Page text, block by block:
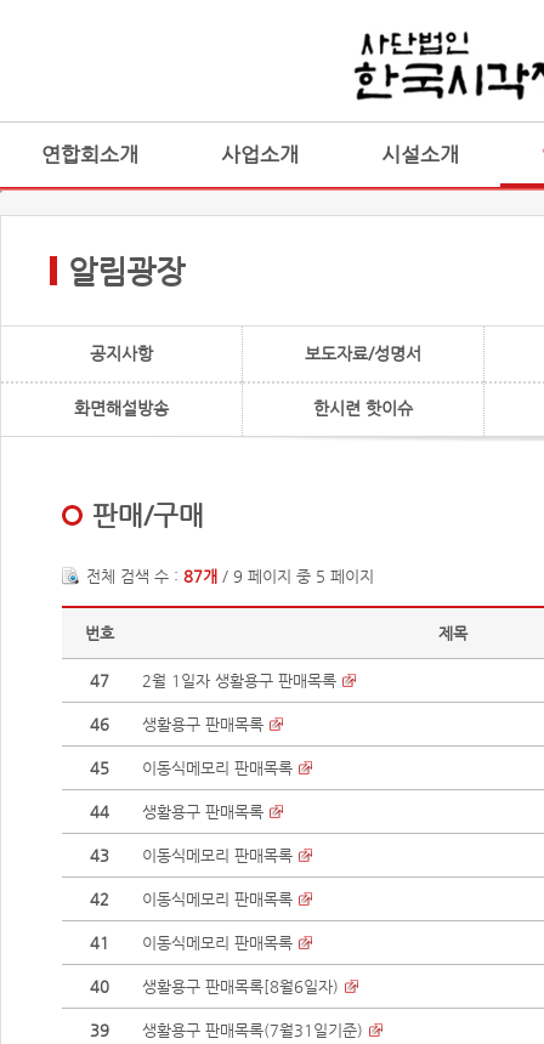
연합회소개 사업소개 시설소개
알림광장
공지사항 보도자료/성명서
화면해설방송 한시련 핫이슈
판매/구매
전체 검색 수 : 87개 / 9 페이지 중 5 페이지
번호 제목
47 2월 1일자 생활용구 판매목록
46 생활용구 판매목록
45 이동식메모리 판매목록
44 생활용구 판매목록
43 이동식메모리 판매목록
42 이동식메모리 판매목록
41 이동식메모리 판매목록
40 생활용구 판매목록[8월6일자)
39 생활용구 판매목록(7월31일기준)